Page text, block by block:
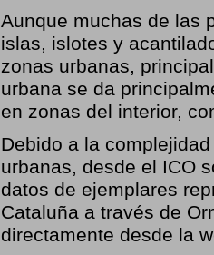
Aunque muchas de las
islas, islotes y
zonas urbanas,
urbana se da
en zonas del interior,
Debido a la
urbanas, desde el ICO
datos de ejemplares
Cataluña a través de
directamente desde la